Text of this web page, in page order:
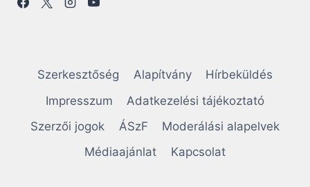
Szerkesztőség Alapítvány
Hírbeküldés
Impresszum
Adatkezelési tájékoztató
Szerzői jogok
ÁSzF
Moderálási alapelvek
Médiaajánlat
Kapcsolat